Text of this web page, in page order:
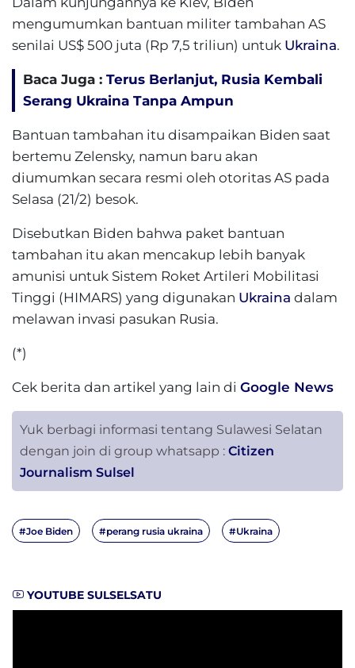
mengumumkan bantuan militer tambahan AS
senilai US$ 500 juta (Rp 7,5 triliun) untuk Ukraina.
Baca Juga : Terus Berlanjut, Rusia Kembali
Serang Ukraina Tanpa Ampun
Bantuan tambahan itu disampaikan Biden saat
bertemu Zelensky, namun baru akan
diumumkan secara resmi oleh otoritas AS pada
Selasa (21/2) besok.
Disebutkan Biden bahwa paket bantuan
tambahan itu akan mencakup lebih banyak
amunisi untuk Sistem Roket Artileri Mobilitasi
Tinggi (HIMARS) yang digunakan Ukraina dalam
melawan invasi pasukan Rusia.
(*)
Cek berita dan artikel yang lain di Google News
Yuk berbagi informasi tentang Sulawesi Selatan
dengan join di group whatsapp : Citizen
Journalism Sulsel
#Joe Biden #perang rusia ukraina #Ukraina
YOUTUBE SULSELSATU